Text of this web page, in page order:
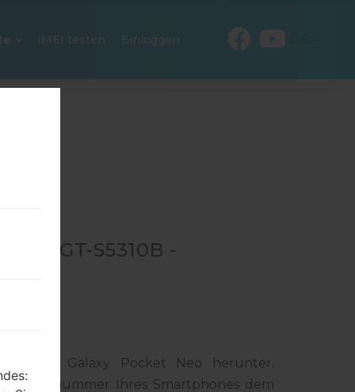
IMEI testen Einloggen
GT-S5310B -
Galaxy Pocket Neo herunter.
Ihres Smartphones dem